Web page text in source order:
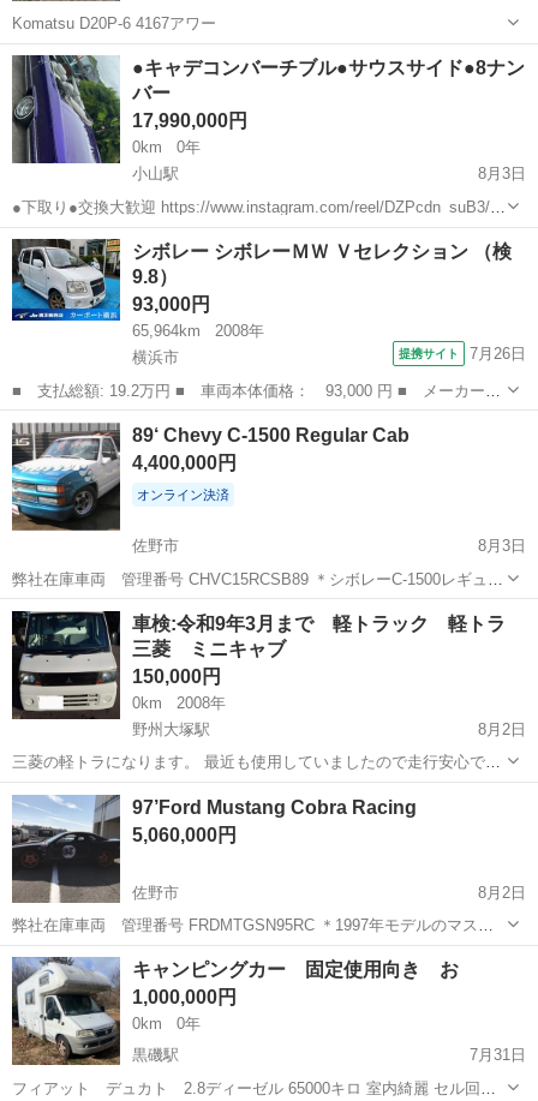
Komatsu D20P-6 4167アワー
栃木 芳賀郡 石橋駅 コマツ
●キャデコンバーチブル●サウスサイド●8ナン
バー
17,990,000円
0km
0年
小山駅
8月3日
●下取り●交換大歓迎 https://www.instagram.com/reel/DZPcdn_suB3/?
igsh=MTNiZmVwMjgyMzQyMQ== ●現車確認可能 13デイトン ショー
カー Southsi...
栃木 小山市 小山駅 その他
シボレー シボレーＭＷ Ｖセレクション （検
9.8）
93,000円
65,964km
2008年
横浜市
提携サイト 7月26日
■ 支払総額: 19.2万円 ■ 車両本体価格： 93,000 円 ■ メーカー
名： シボレー ■ 車種名： シボレーＭＷ ■ グレード名： Ｖセ
レクション ■ 排気量： 1300cc ■ ドア枚数： 5D ■ ミッショ
ン...
神奈川 横浜市
89‘ Chevy C-1500 Regular Cab
4,400,000円
オンライン決済
佐野市
8月3日
弊社在庫車両 管理番号 CHVC15RCSB89 ＊シボレーC-1500レギュラ
ーキャブのショートベッドでドラッグレース仕様で,ラジアルタイヤで
Nos使用してSS1/4Mileを13秒台で走ります。 丸みを帯びたそれまで...
栃木 佐野市 その他 車両
車検:令和9年3月まで 軽トラック 軽トラ
三菱 ミニキャブ
150,000円
0km
2008年
野州大塚駅
8月2日
三菱の軽トラになります。 最近も使用していましたので走行安心で
す。 また、車検も来年の令和9年の3月まで車検があります。 また、オ
イル交換も定期的に交換してました。 シートに破れやボディーに所々
に小さな凹みあります。 ...
栃木 栃木市
97’Ford Mustang Cobra Racing
5,060,000円
佐野市
8月2日
弊社在庫車両 管理番号 FRDMTGSN95RC ＊1997年モデルのマスタ
ングSVTコブラ 1993年にベースとなるマスタングのフルモデルチェン
ジを受け、1994年モデルの中途より追加。エンジンは240psのV8・
5....
栃木 佐野市 その他 車両
キャンピングカー 固定使用向き お
1,000,000円
0km
0年
黒磯駅
7月31日
フィアット デュカト 2.8ディーゼル 65000キロ 室内綺麗 セル回る